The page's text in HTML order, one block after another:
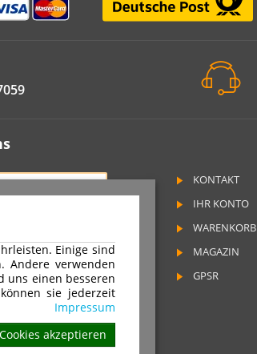
Einige sind
Andere verwenden
uns einen besseren
sie jederzeit
Impressum
akzeptieren
WIDERRUFEN
& ZAHLUNGSARTEN
KONTAKT
IHR KONTO
WARENKORB
MAGAZIN
GPSR